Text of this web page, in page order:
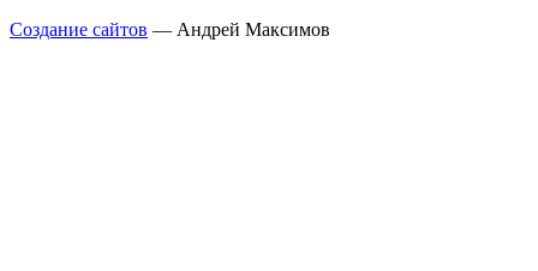
Создание сайтов — Андрей Максимов